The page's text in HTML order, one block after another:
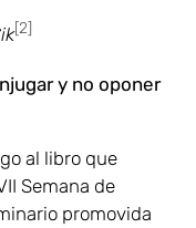
[2]
y no oponer
al libro que
Semana de
promovida